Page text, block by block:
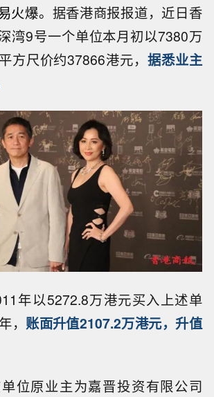
火爆。 据香港商报报道，近日香
湾9号一个单位本月初以7380万
方尺价约37866港元，据悉业主
年以5272.8万港元买入上述单
， 账面升值2107.2万港元，升值
位原业主为嘉晋投资有限公司